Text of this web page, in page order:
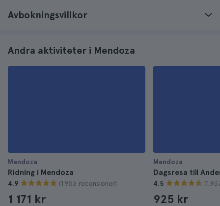
Avbokningsvillkor
Andra aktiviteter i Mendoza
Mendoza
Ridning i Mendoza
4.9 (1.953 recensioner)
1 171 kr
Mendoza
Dagsresa till
4.5
925 kr